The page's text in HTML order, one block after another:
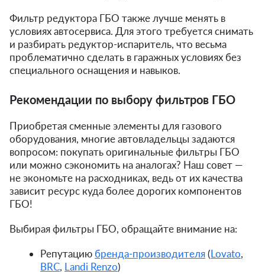
Фильтр редуктора ГБО также лучше менять в
условиях автосервиса. Для этого требуется снимать
и разбирать редуктор-испаритель, что весьма
проблематично сделать в гаражных условиях без
специального оснащения и навыков.
Рекомендации по выбору фильтров ГБО
Приобретая сменные элементы для газового
оборудования, многие автовладельцы задаются
вопросом: покупать оригинальные фильтры ГБО
или можно сэкономить на аналогах? Наш совет —
не экономьте на расходниках, ведь от их качества
зависит ресурс куда более дорогих компонентов
ГБО!
Выбирая фильтры ГБО, обращайте внимание на:
Репутацию бренда-производителя(Lovato,
BRC, Landi Renzo)